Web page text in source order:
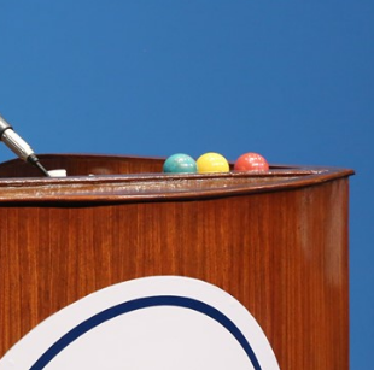
सम्मान
कवितासङ्ग्रह कालापानी लोकार्पण
निर्वाचित
कविता – सुख भोग
काउन्सिल सुक्ष्म अध्ययनमा
शिक्षामा खर्च हुने
महिनावारी
राजावादीको आन्दोलनः आगलागीमा
राजावादीको प्रदर्शन थप उग्रः